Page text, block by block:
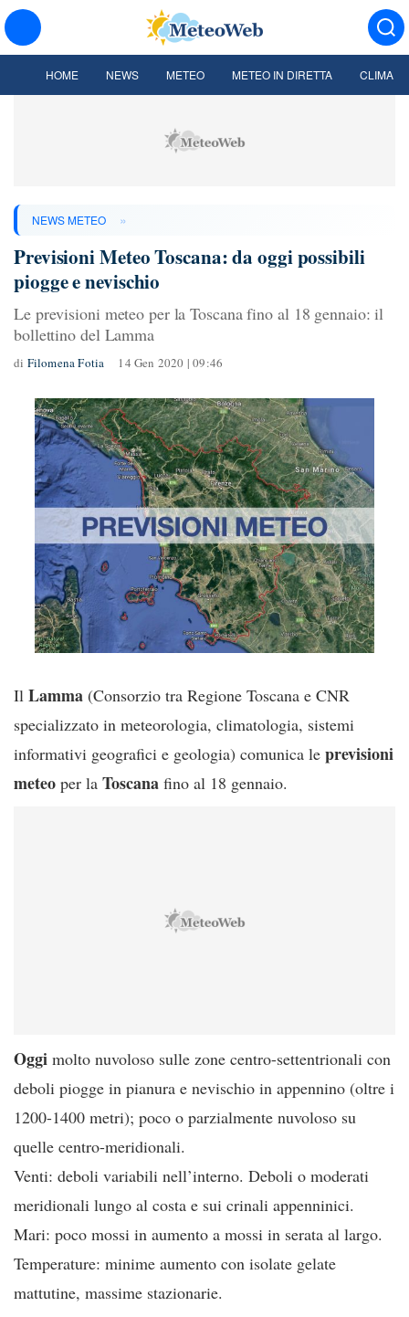
HOME NEWS METEO METEO IN DIRETTA CLIMA
NEWS METEO »
Previsioni Meteo Toscana: da oggi possibili
piogge e nevischio
Le previsioni meteo per la Toscana fino al 18 gennaio: il
bollettino del Lamma
di Filomena Fotia 14 Gen 2020 | 09:46
Il Lamma (Consorzio tra Regione Toscana e CNR
specializzato in meteorologia, climatologia, sistemi
informativi geografici e geologia) comunica le previsioni
meteo per la Toscana fino al 18 gennaio.
Oggi molto nuvoloso sulle zone centro-settentrionali con
deboli piogge in pianura e nevischio in appennino (oltre i
1200-1400 metri); poco o parzialmente nuvoloso su
quelle centro-meridionali.
Venti: deboli variabili nell’interno. Deboli o moderati
meridionali lungo al costa e sui crinali appenninici.
Mari: poco mossi in aumento a mossi in serata al largo.
Temperature: minime aumento con isolate gelate
mattutine, massime stazionarie.